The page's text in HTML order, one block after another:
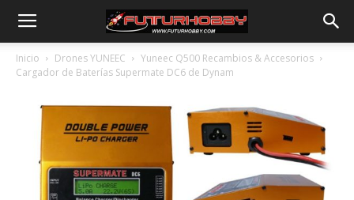
Inicio Drones YUNEEC
Yuneec Q500 Recambios & Accesorios
Cargador de Baterías Supermate DC6 de Dynam